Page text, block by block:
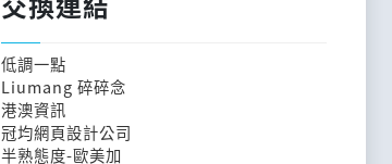
低調一點
Liumang 碎碎念
港澳資訊
冠均網頁設計公司
半熟態度-歐美加